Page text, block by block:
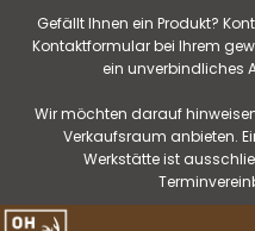
Gefällt Ihnen ein Produkt?
Kontaktformular bei Ihrem
ein unverbindliches
Wir möchten darauf
Verkaufsraum anbieten.
Werkstätte ist